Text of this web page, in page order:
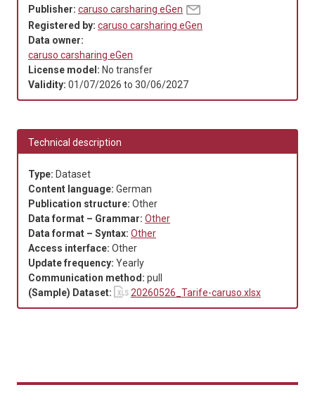
Publisher: caruso carsharing eGen
Registered by: caruso carsharing eGen
Data owner:
caruso carsharing eGen
License model: No transfer
Validity: 01/07/2026 to 30/06/2027
Technical description
Type: Dataset
Content language: German
Publication structure: Other
Data format – Grammar: Other
Data format – Syntax: Other
Access interface: Other
Update frequency: Yearly
Communication method: pull
(Sample) Dataset:
20260526_Tarife-caruso.xlsx